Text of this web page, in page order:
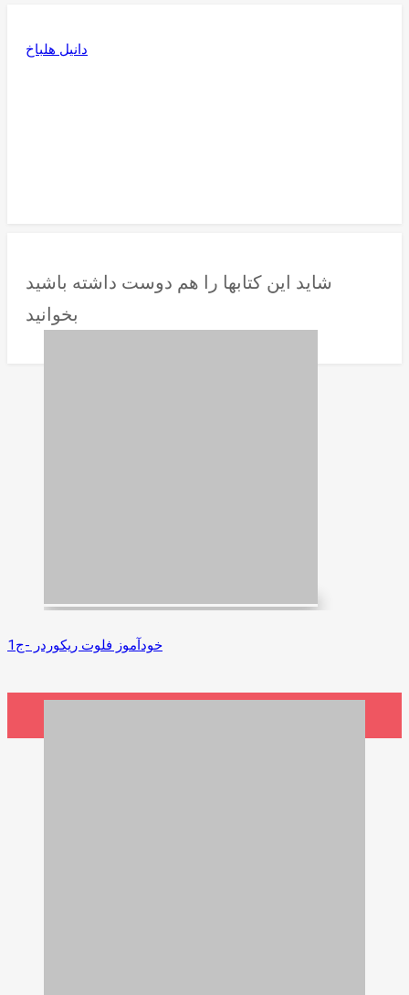
دانیل هلباخ
شاید این کتابها را هم دوست داشته باشید
بخوانید
خودآموز فلوت‌ ریکوردر -ج1